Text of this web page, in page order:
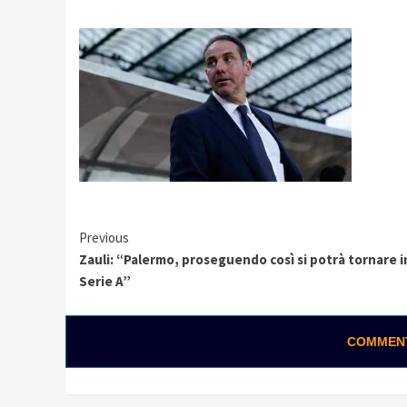
Continue
Reading
Previous
Zauli: “Palermo, proseguendo così si potrà tornare
Serie A”